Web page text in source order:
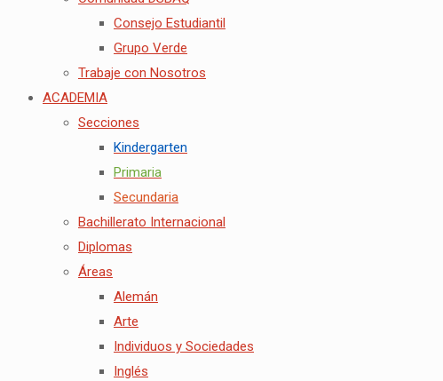
Consejo Estudiantil
Grupo Verde
Trabaje con Nosotros
ACADEMIA
Secciones
Kindergarten
Primaria
Secundaria
Bachillerato Internacional
Diplomas
Áreas
Alemán
Arte
Individuos y Sociedades
Inglés